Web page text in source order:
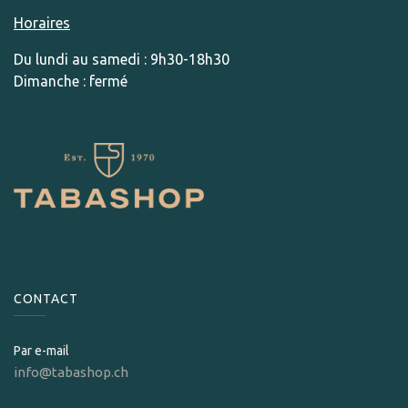
Horaires
Du lundi au samedi : 9h30-18h30
Dimanche : fermé
CONTACT
Par e-mail
info@tabashop.ch